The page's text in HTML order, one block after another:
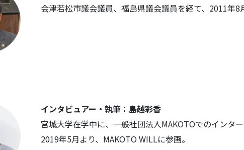
会津若松市議会議員、福島県議会議員を経て、2011年8
インタビュアー・執筆：島越彩香
宮城大学在学中に、一般社団法人MAKOTOでのインター
2019年5月より、MAKOTO WILLに参画。